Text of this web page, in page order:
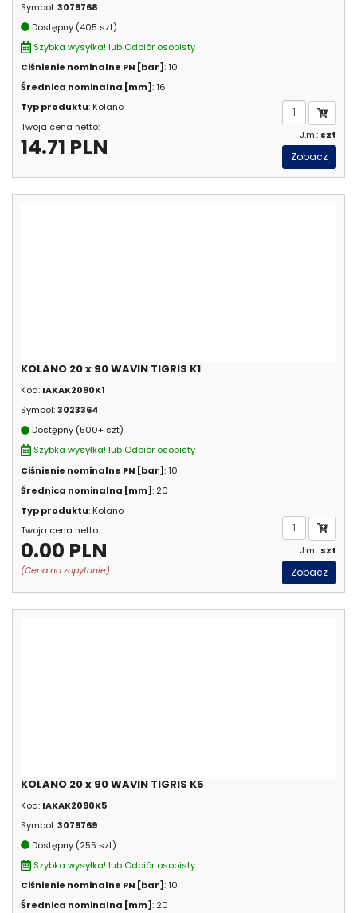
Symbol:3079768
Dostępny (405 szt)
Szybka wysyłka! lub Odbiór osobisty
Ciśnienie nominalne PN [bar]: 10
Średnica nominalna [mm]: 16
Typ produktu: Kolano
Twoja cena netto:
14.71 PLN J.m.: szt
Zobacz
KOLANO 20 x 90 WAVIN TIGRIS K1
Kod: IAKAK2090K1
Symbol:3023364
Dostępny (500+ szt)
Szybka wysyłka! lub Odbiór osobisty
Ciśnienie nominalne PN [bar]: 10
Średnica nominalna [mm]: 20
Typ produktu: Kolano
Twoja cena netto:
0.00 PLN
(Cena na zapytanie)
J.m.: szt
Zobacz
KOLANO 20 x 90 WAVIN TIGRIS K5
Kod: IAKAK2090K5
Symbol:3079769
Dostępny (255 szt)
Szybka wysyłka! lub Odbiór osobisty
Ciśnienie nominalne PN [bar]: 10
Średnica nominalna [mm]: 20